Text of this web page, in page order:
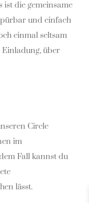
ist die gemeinsame
und einfach
einmal seltsam
Einladung, über
Circle
im
Fall kannst du
lässt.